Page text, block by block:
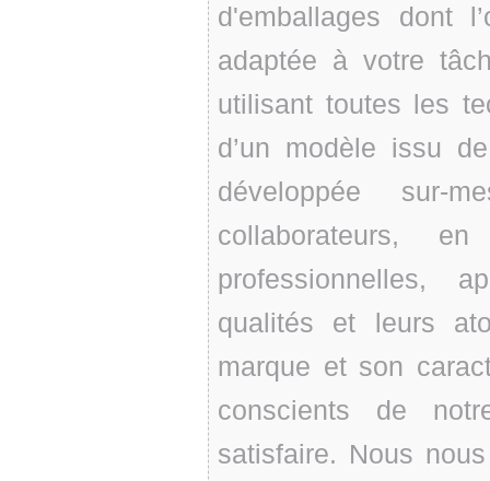
d'emballages dont
adaptée à votre
utilisant toutes les
d’un modèle issu
développée sur-
collaborateurs,
professionnelles,
qualités et leurs
marque et son
conscients de
satisfaire. Nous